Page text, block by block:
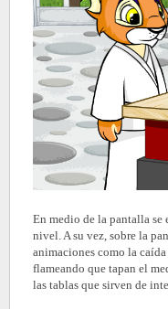
En medio de la pantalla se
nivel. A su vez, sobre la
animaciones como la
flameando que tapan el
las tablas que sirven de